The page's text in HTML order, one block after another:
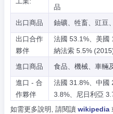
品
出口商品
鈾礦、牲畜、豇豆
出口合作
夥伴
法國 53.1%、美國
納法索 5.5%
進口商品
食品、機械、車輛
進口 - 合
作夥伴
法國 31.8%、中國
3.8%、尼日利亞
如需更多說明, 請閱讀 wikipedia